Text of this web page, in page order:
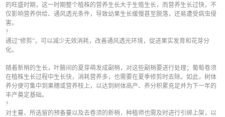
的旺盛时期，这一时期整个植株的营养生长大于生殖生长，而营养生长过快，不
仅影响营养供给、通风透光条件，导致幼果生长缓慢甚至脱落，还易遭受病虫侵
害。
?
通过“修剪”，可以减少无效消耗，改善通风透光环境，促进果实发育和花芽分
化。
随着新梢的生长，叶腋间的夏芽萌发成副梢，对这些副梢要进行处理；葡萄卷须
在植株生长过程中生长快，消耗营养多，也需要在夏季修剪时去除。如此，树体
养分便可集中到果穗或营养枝上，以达到树体高产、养分积累充足并为下一年的
丰产奠定基础。
?
对主蔓、所选留的预备蔓以及去卷须的新梢，种植师也需及时进行引绑上架，以